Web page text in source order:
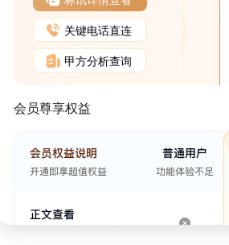
关键电话直连
甲方分析查询
会员尊享权益